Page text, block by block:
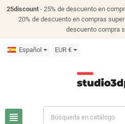
25discount- 25% de descuento en
20% de descuento en compras
descuento compra
Español EUR €
view_headline